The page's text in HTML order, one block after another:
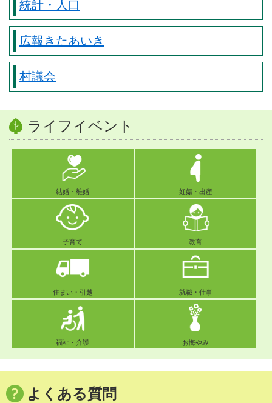
統計・人口
広報きたあいき
村議会
ライフイベント
結婚・離婚 妊娠・出産
子育て 教育
住まい・引越 就職・仕事
福祉・介護 お悔やみ
よくある質問